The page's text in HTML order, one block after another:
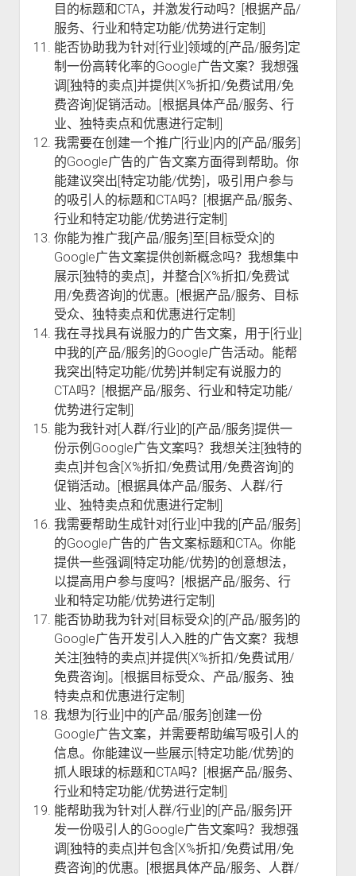
目的标题和CTA，并激发行动吗？[根据产品/
服务、行业和特定功能/优势进行定制]
能否协助我为针对[行业]领域的[产品/服务]定
制一份高转化率的Google广告文案？我想强
调[独特的卖点]并提供[X%折扣/免费试用/免
费咨询]促销活动。[根据具体产品/服务、行
业、独特卖点和优惠进行定制]
我需要在创建一个推广[行业]内的[产品/服务]
的Google广告的广告文案方面得到帮助。你
能建议突出[特定功能/优势]，吸引用户参与
的吸引人的标题和CTA吗？[根据产品/服务、
行业和特定功能/优势进行定制]
你能为推广我[产品/服务]至[目标受众]的
Google广告文案提供创新概念吗？我想集中
展示[独特的卖点]，并整合[X%折扣/免费试
用/免费咨询]的优惠。[根据产品/服务、目标
受众、独特卖点和优惠进行定制]
我在寻找具有说服力的广告文案，用于[行业]
中我的[产品/服务]的Google广告活动。能帮
我突出[特定功能/优势]并制定有说服力的
CTA吗？[根据产品/服务、行业和特定功能/
优势进行定制]
能为我针对[人群/行业]的[产品/服务]提供一
份示例Google广告文案吗？我想关注[独特的
卖点]并包含[X%折扣/免费试用/免费咨询]的
促销活动。[根据具体产品/服务、人群/行
业、独特卖点和优惠进行定制]
我需要帮助生成针对[行业]中我的[产品/服务]
的Google广告的广告文案标题和CTA。你能
提供一些强调[特定功能/优势]的创意想法，
以提高用户参与度吗？[根据产品/服务、行
业和特定功能/优势进行定制]
能否协助我为针对[目标受众]的[产品/服务]的
Google广告开发引人入胜的广告文案？我想
关注[独特的卖点]并提供[X%折扣/免费试用/
免费咨询]。[根据目标受众、产品/服务、独
特卖点和优惠进行定制]
我想为[行业]中的[产品/服务]创建一份
Google广告文案，并需要帮助编写吸引人的
信息。你能建议一些展示[特定功能/优势]的
抓人眼球的标题和CTA吗？[根据产品/服务、
行业和特定功能/优势进行定制]
能帮助我为针对[人群/行业]的[产品/服务]开
发一份吸引人的Google广告文案吗？我想强
调[独特的卖点]并包含[X%折扣/免费试用/免
费咨询]的优惠。[根据具体产品/服务、人群/